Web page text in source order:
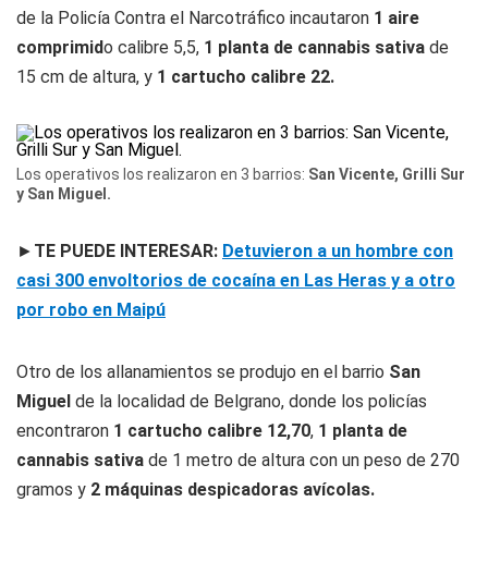
de la Policía Contra el Narcotráfico incautaron 1 aire
comprimido calibre 5,5, 1 planta de cannabis sativa de
15 cm de altura, y 1 cartucho calibre 22.
Los operativos los realizaron en 3 barrios: San Vicente, Grilli Sur
y San Miguel.
► TE PUEDE INTERESAR: Detuvieron a un hombre con
casi 300 envoltorios de cocaína en Las Heras y a otro
por robo en Maipú
Otro de los allanamientos se produjo en el barrio San
Miguel de la localidad de Belgrano, donde los policías
encontraron 1 cartucho calibre 12,70, 1 planta de
cannabis sativa de 1 metro de altura con un peso de 270
gramos y 2 máquinas despicadoras avícolas.